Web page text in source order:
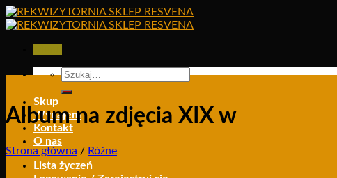
Skip
to
Szukaj:
Skup
Wynajem
Kontakt
O nas
Lista życzeń
Album na zdjęcia XIX w
Strona główna / Różne